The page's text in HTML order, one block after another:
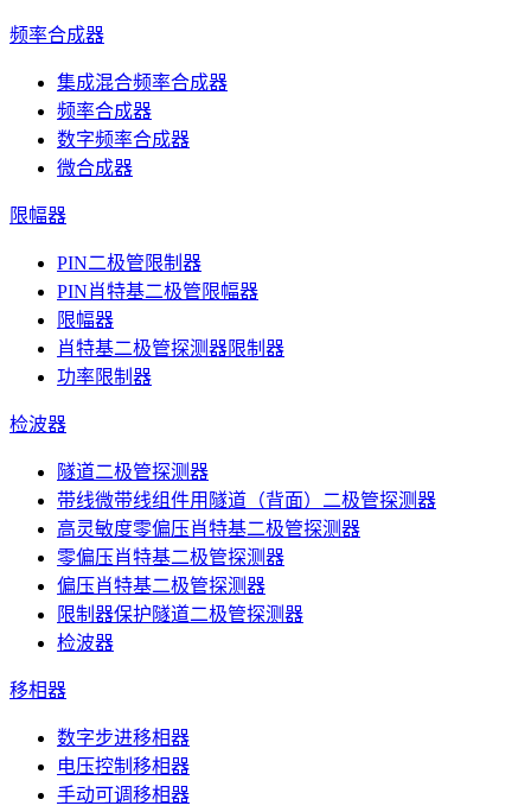
频率合成器
集成混合频率合成器
频率合成器
数字频率合成器
微合成器
限幅器
PIN二极管限制器
PIN肖特基二极管限幅器
限幅器
肖特基二极管探测器限制器
功率限制器
检波器
隧道二极管探测器
带线微带线组件用隧道（背面）二极管探测器
高灵敏度零偏压肖特基二极管探测器
零偏压肖特基二极管探测器
偏压肖特基二极管探测器
限制器保护隧道二极管探测器
检波器
移相器
数字步进移相器
电压控制移相器
手动可调移相器